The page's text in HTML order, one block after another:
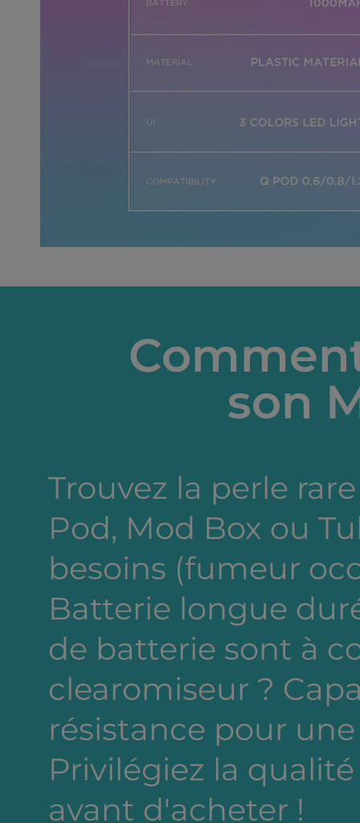
son
Trouvez la perle
Pod, Mod Box ou
besoins (fumeur
Batterie longue
de batterie sont à
clearomiseur ?
résistance pour
Privilégiez la
avant d'acheter !